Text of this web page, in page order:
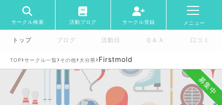
サークル検索 活動ブログ サークル登録 メニュー
トップ ブログ 活動日 Ｑ＆Ａ 口コミ
TOP›サークル一覧 › その他› 大分県›Firstmold
募集中